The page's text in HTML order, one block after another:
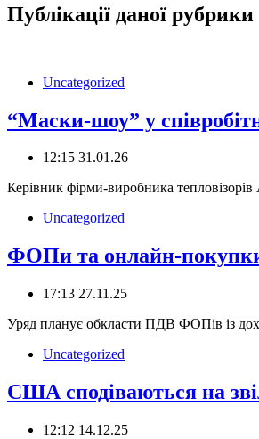
Публікації даної рубрики
Uncategorized
“Маски-шоу” у
12:15 31.01.26
Керівник фірми-виробника
Uncategorized
ФОПи та онлайн-
17:13 27.11.25
Уряд планує обкласти ПДВ ФОПів із
Uncategorized
США сподіваються на
12:12 14.12.25